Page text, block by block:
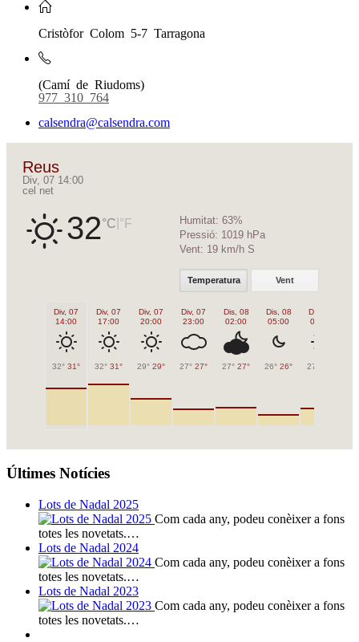
Cristòfor Colom 5-7 Tarragona
(Camí de Riudoms)
977 310 764
calsendra@calsendra.com
Reus
Div, 07 14:00
cel net
32°C °F Humitat: 63%
Pressió: 1019 hPa
Vent: 19 km/h S
Temperatura Vent
Div, 07
14:00
32° 31°
Div, 07
17:00
32° 31°
Div, 07
20:00
29° 29°
Div, 07
23:00
27° 27°
Dis, 08
02:00
27° 27°
Dis, 08
05:00
26° 26°
Dis, 08
08:00
27°
Últimes Notícies
Lots de Nadal 2025
Com cada any, podeu conèixer a fons
totes les novetats.…
Lots de Nadal 2024
Com cada any, podeu conèixer a fons
totes les novetats.…
Lots de Nadal 2023
Com cada any, podeu conèixer a fons
totes les novetats.…